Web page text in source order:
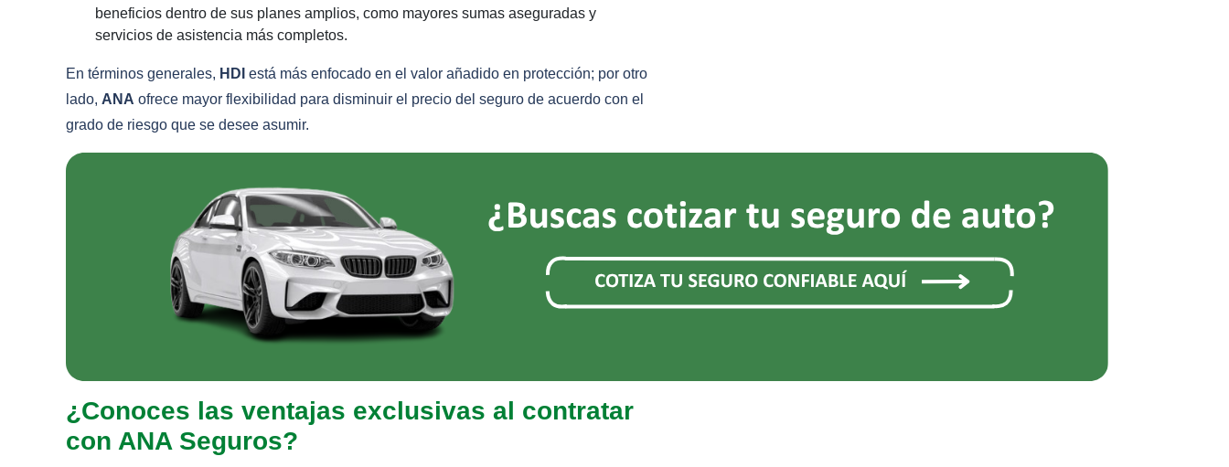
beneficios dentro de sus planes amplios, como mayores sumas aseguradas y
servicios de asistencia más completos.
En términos generales, HDI está más enfocado en el valor añadido en protección; por otro
lado, ANA ofrece mayor flexibilidad para disminuir el precio del seguro de acuerdo con el
grado de riesgo que se desee asumir.
¿Conoces las ventajas exclusivas al contratar
con ANA Seguros?